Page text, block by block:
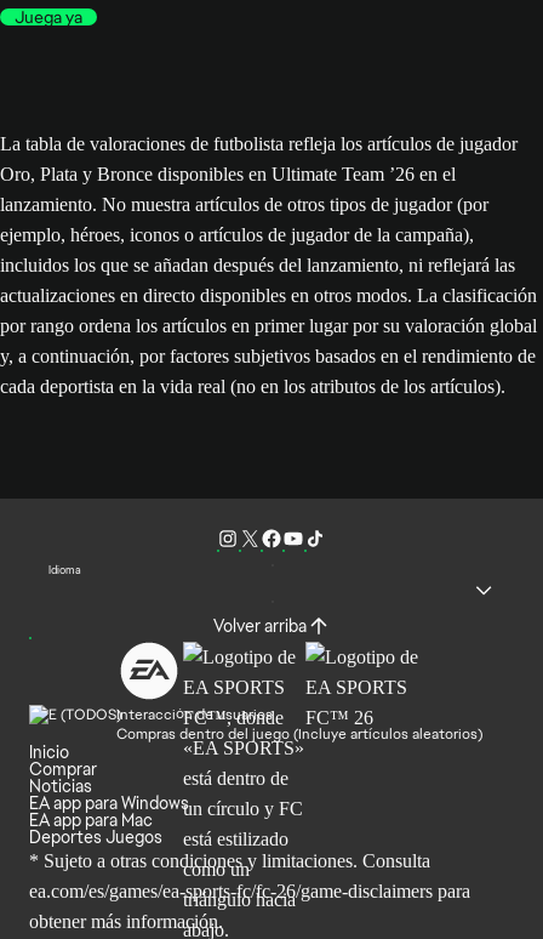
Juega ya
La tabla de valoraciones de futbolista refleja los artículos de jugador
Oro, Plata y Bronce disponibles en Ultimate Team ’26 en el
lanzamiento. No muestra artículos de otros tipos de jugador (por
ejemplo, héroes, iconos o artículos de jugador de la campaña),
incluidos los que se añadan después del lanzamiento, ni reflejará las
actualizaciones en directo disponibles en otros modos. La clasificación
por rango ordena los artículos en primer lugar por su valoración global
y, a continuación, por factores subjetivos basados en el rendimiento de
cada deportista en la vida real (no en los atributos de los artículos).
Idioma
Volver arriba
Interacción de usuarios
Compras dentro del juego (Incluye artículos aleatorios)
Inicio
Comprar
Noticias
EA app para Windows
EA app para Mac
Deportes Juegos
* Sujeto a otras condiciones y limitaciones. Consulta
ea.com/es/games/ea-sports-fc/fc-26/game-disclaimers para
obtenermás información.